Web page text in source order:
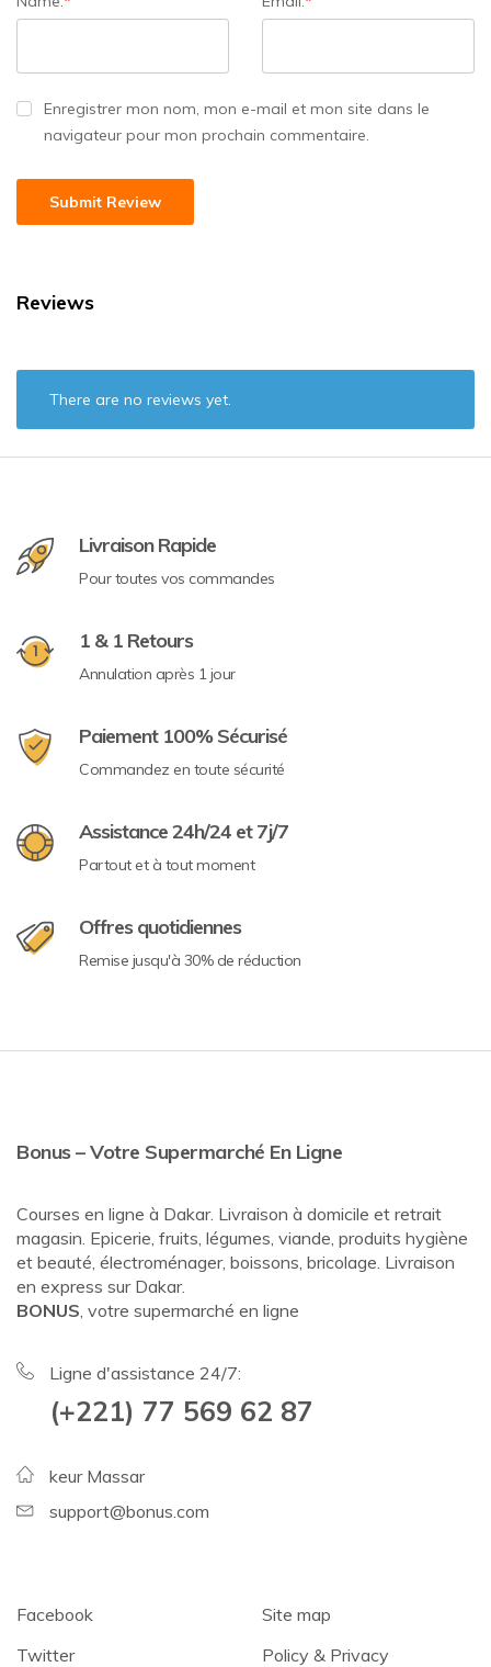
Enregistrer mon nom, mon e-mail et mon site dans le
navigateur pour mon prochain commentaire.
Reviews
There are no reviews yet.
Livraison Rapide
Pour toutes vos commandes
1 & 1 Retours
Annulation après 1 jour
Paiement 100% Sécurisé
Commandez en toute sécurité
Assistance 24h/24 et 7j/7
Partout et à tout moment
Offres quotidiennes
Remise jusqu'à 30% de réduction
Bonus – Votre Supermarché En Ligne
Courses en ligne à Dakar. Livraison à domicile et retrait
magasin. Epicerie, fruits, légumes, viande, produits hygiène
et beauté, électroménager, boissons, bricolage. Livraison
en express sur Dakar.
BONUS, votre supermarché en ligne
Ligne d'assistance 24/7:
(+221) 77 569 62 87
keur Massar
support@bonus.com
Facebook
Twitter
Site map
Policy & Privacy